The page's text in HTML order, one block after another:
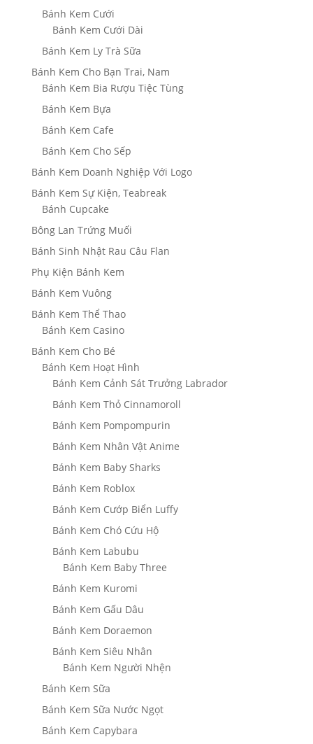
Bánh Kem Cưới
Bánh Kem Cưới Dài
Bánh Kem Ly Trà Sữa
Bánh Kem Cho Bạn Trai, Nam
Bánh Kem Bia Rượu Tiệc Tùng
Bánh Kem Bựa
Bánh Kem Cafe
Bánh Kem Cho Sếp
Bánh Kem Doanh Nghiệp Với Logo
Bánh Kem Sự Kiện, Teabreak
Bánh Cupcake
Bông Lan Trứng Muối
Bánh Sinh Nhật Rau Câu Flan
Phụ Kiện Bánh Kem
Bánh Kem Vuông
Bánh Kem Thể Thao
Bánh Kem Casino
Bánh Kem Cho Bé
Bánh Kem Hoạt Hình
Bánh Kem Cảnh Sát Trưởng Labrador
Bánh Kem Thỏ Cinnamoroll
Bánh Kem Pompompurin
Bánh Kem Nhân Vật Anime
Bánh Kem Baby Sharks
Bánh Kem Roblox
Bánh Kem Cướp Biển Luffy
Bánh Kem Chó Cứu Hộ
Bánh Kem Labubu
Bánh Kem Baby Three
Bánh Kem Kuromi
Bánh Kem Gấu Dâu
Bánh Kem Doraemon
Bánh Kem Siêu Nhân
Bánh Kem Người Nhện
Bánh Kem Sữa
Bánh Kem Sữa Nước Ngọt
Bánh Kem Capybara